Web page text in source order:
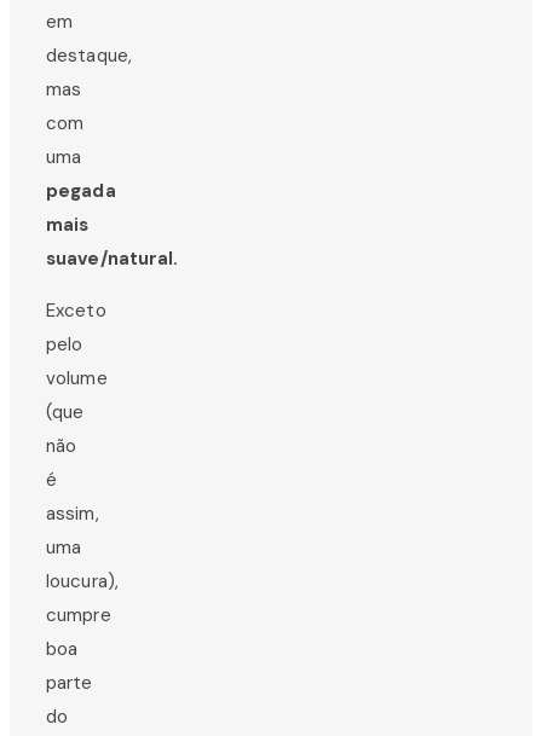
em
destaque,
mas
com
uma
pegada
mais
suave/natural.
Exceto
pelo
volume
(que
não
é
assim,
uma
loucura),
cumpre
boa
parte
do